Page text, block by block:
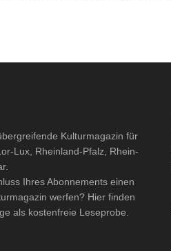
Kulturmagazin für
Lux, Rheinland-Pfalz, Rhein-
Ihres Abonnements einen
werfen? Hier finden
als kostenfreie Leseprobe.